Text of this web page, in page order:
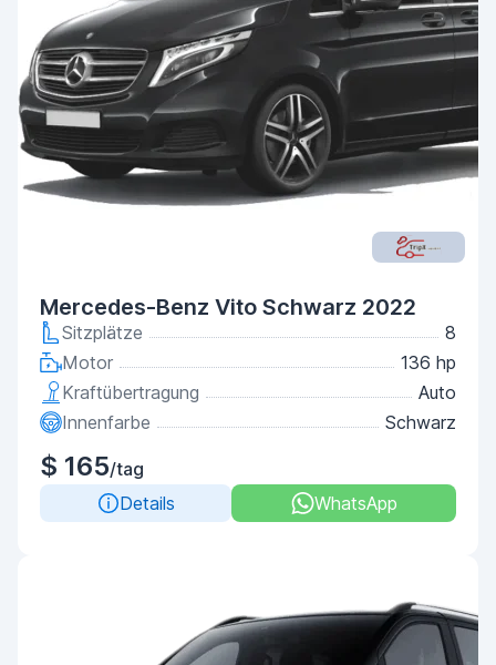
Mercedes-Benz Vito Schwarz 2022
Sitzplätze
8
Motor
136 hp
Kraftübertragung
Auto
Innenfarbe
Schwarz
$ 165/tag
Details
WhatsApp